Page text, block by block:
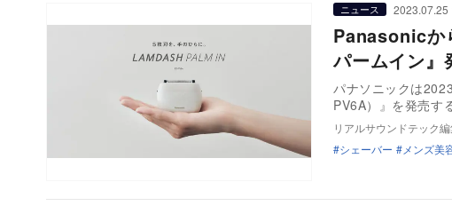
ニュース 2023.07.25
Panasonicか
パームイン』
パナソニックは
PV6A）』を発売
リアルサウンドテック
シェーバー
メンズ美